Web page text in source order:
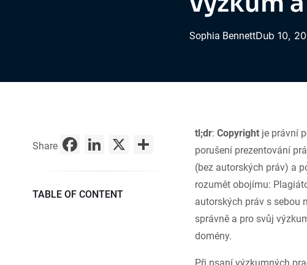
Sophia BennettDub 10,
Share Facebook
LinkedIn
X Share
TABLE OF CONTENT
tl;dr: Copyright je právní
porušení prezentování
(bez autorských práv) a
rozumět obojímu:
autorských práv s sebou
správně a pro svůj
domény.